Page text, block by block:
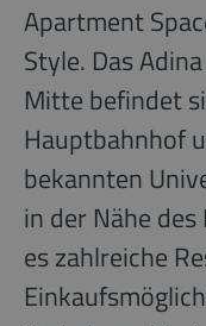
Apartment
Style. Das
Mitte befindet
Hauptbahnhof
bekannten
in der Nähe
es zahlreiche